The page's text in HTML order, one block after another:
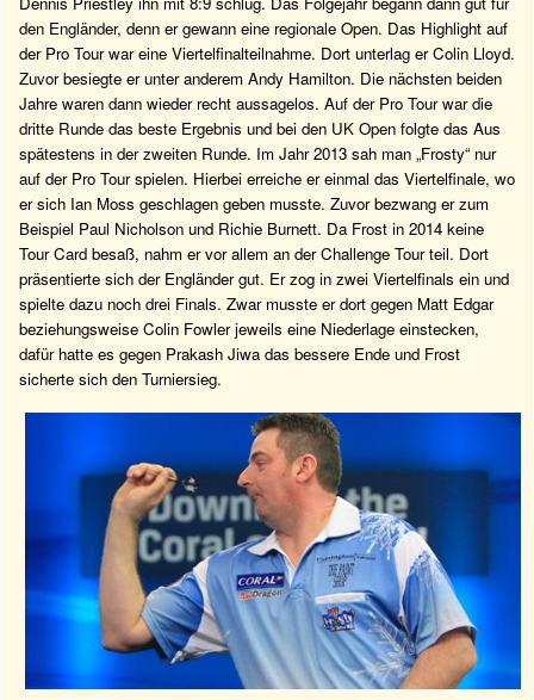
den Engländer, denn er gewann eine regionale Open. Das Highlight auf
der Pro Tour war eine Viertelfinalteilnahme. Dort unterlag er Colin Lloyd.
Zuvor besiegte er unter anderem Andy Hamilton. Die nächsten beiden
Jahre waren dann wieder recht aussagelos. Auf der Pro Tour war die
dritte Runde das beste Ergebnis und bei den UK Open folgte das Aus
spätestens in der zweiten Runde. Im Jahr 2013 sah man „Frosty“ nur
auf der Pro Tour spielen. Hierbei erreiche er einmal das Viertelfinale, wo
er sich Ian Moss geschlagen geben musste. Zuvor bezwang er zum
Beispiel Paul Nicholson und Richie Burnett. Da Frost in 2014 keine
Tour Card besaß, nahm er vor allem an der Challenge Tour teil. Dort
präsentierte sich der Engländer gut. Er zog in zwei Viertelfinals ein und
spielte dazu noch drei Finals. Zwar musste er dort gegen Matt Edgar
beziehungsweise Colin Fowler jeweils eine Niederlage einstecken,
dafür hatte es gegen Prakash Jiwa das bessere Ende und Frost
sicherte sich den Turniersieg.